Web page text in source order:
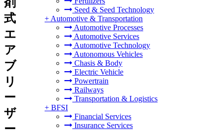
Seed & Seed Technology
+ Automotive & Transportation
Automotive Processes
Automotive Services
Automotive Technology
Autonomous Vehicles
Chasis & Body
Electric Vehicle
Powertrain
Railways
Transportation & Logistics
+ BFSI
Financial Services
Insurance Services
式
エ
ア
ブ
リ
ー
ザ